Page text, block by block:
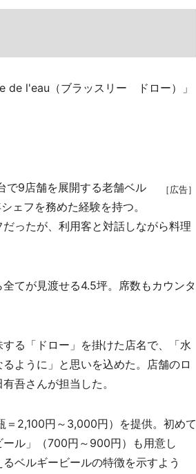
de l'eau（ブラッスリー ドロー）」
［広告］
9店舗を展開する老舗ベル
ェフを務めた経験を持つ。
ったが、利用客と対話しながら料理
てが見渡せる4.5坪。席数もカウンタ
る「ドロー」を掛けた店名で、「水
ように」と思いを込めた。店舗のロ
吾さんが担当した。
2,100円～3,000円）を提供。初めて
ル」（700円～900円）も用意し
ベルギービールの特徴を示すよう